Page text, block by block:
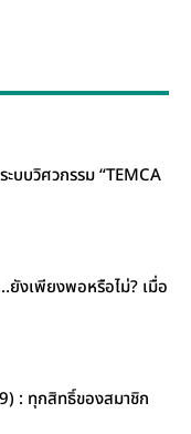
บบวิศวกรรม “TEMCA
ยังเพียงพอหรือไม่? เมื่อ
: ทุกสิทธิ์ของสมาชิก